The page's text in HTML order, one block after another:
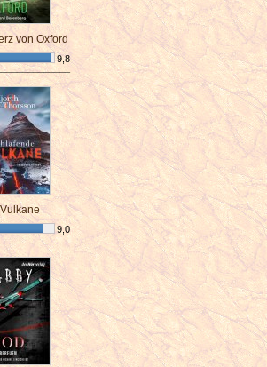
von Oxford
9,8
9,0